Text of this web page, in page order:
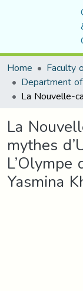
Home
La
mythes
Yasmina